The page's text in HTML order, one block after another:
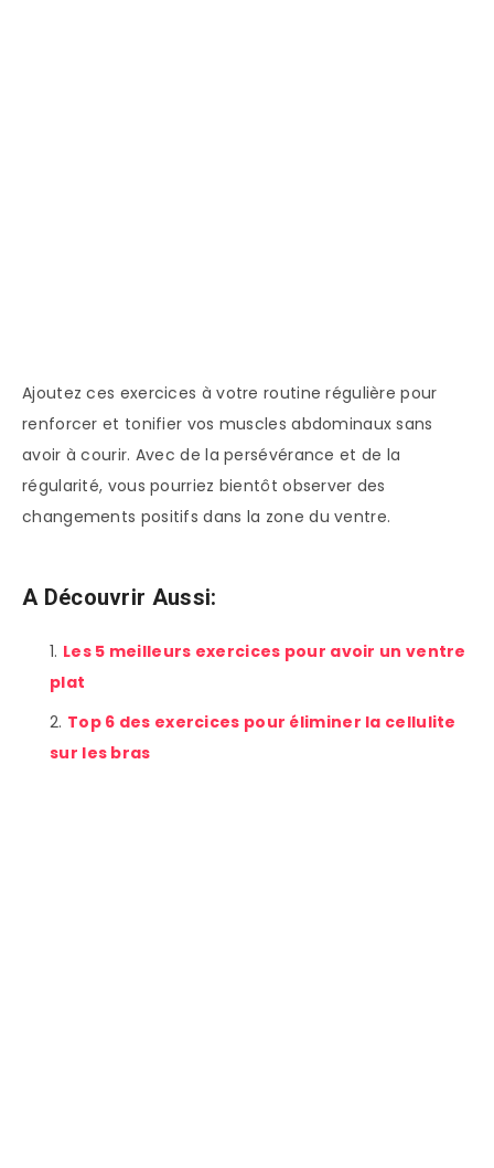
Ajoutez ces exercices à votre routine régulière pour
renforcer et tonifier vos muscles abdominaux sans
avoir à courir. Avec de la persévérance et de la
régularité, vous pourriez bientôt observer des
changements positifs dans la zone du ventre.
A Découvrir Aussi:
Les 5 meilleurs exercices pour avoir un ventre
plat
Top 6 des exercices pour éliminer la cellulite
sur les bras